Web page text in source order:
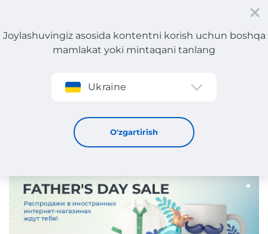
Roʻyxatdan oʻtish
Joylashuvingiz asosida kontentni korish uchun boshqa
mamlakat yoki mintaqani tanlang
Ukraine
O'zgartirish
Father’s Day (Otalar kuni): Meest Shopping-dan sovg'a
g'oyalari!